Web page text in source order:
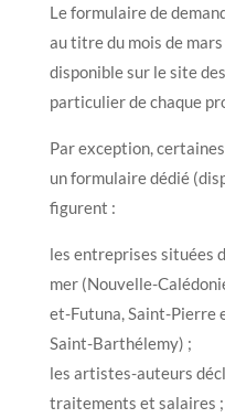
Le formulaire de
au titre du mois de
disponible sur le site
particulier de chaque
Par exception,
un formulaire dédié
figurent :
les entreprises situées
mer (Nouvelle-
et-Futuna, Saint-Pierre
Saint-Barthélemy) ;
les artistes-auteurs
traitements et salaires ;